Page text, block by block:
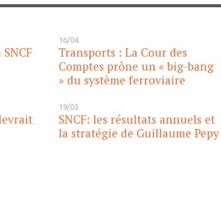
16/04
Transports : La Cour des
Comptes prône un « big-bang
» du système ferroviaire
19/03
SNCF: les résultats annuels et
la stratégie de Guillaume Pepy